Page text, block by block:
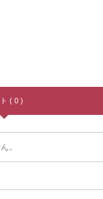
( 0 )
。